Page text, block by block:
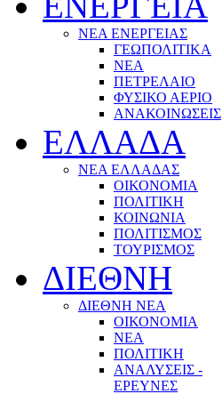
ΝΕΑ ΕΝΕΡΓΕΙΑΣ
ΓΕΩΠΟΛΙΤΙΚΑ
ΝΕΑ
ΠΕΤΡΕΛΑΙΟ
ΦΥΣΙΚΟ ΑΕΡΙΟ
ΑΝΑΚΟΙΝΩΣΕΙΣ
ΕΛΛΑΔΑ
ΝΕΑ ΕΛΛΑΔΑΣ
ΟΙΚΟΝΟΜΙΑ
ΠΟΛΙΤΙΚΗ
ΚΟΙΝΩΝΙΑ
ΠΟΛΙΤΙΣΜΟΣ
ΤΟΥΡΙΣΜΟΣ
ΔΙΕΘΝΗ
ΔΙΕΘΝΗ ΝΕΑ
ΟΙΚΟΝΟΜΙΑ
ΝΕΑ
ΠΟΛΙΤΙΚΗ
ΑΝΑΛΥΣΕΙΣ -
ΕΡΕΥΝΕΣ